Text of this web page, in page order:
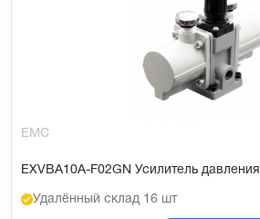
EMC
EXVBA10A-F02GN Усилитель давления
Удалённый склад 16 шт